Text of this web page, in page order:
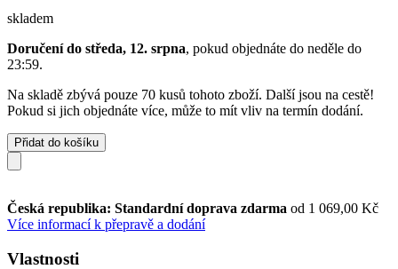
skladem
Doručení do středa, 12. srpna, pokud objednáte do neděle do
23:59.
Na skladě zbývá pouze 70 kusů tohoto zboží. Další jsou na cestě!
Pokud si jich objednáte více, může to mít vliv na termín dodání.
Přidat do košíku
Česká republika: Standardní doprava zdarma od 1 069,00 Kč
Více informací k přepravě a dodání
Vlastnosti